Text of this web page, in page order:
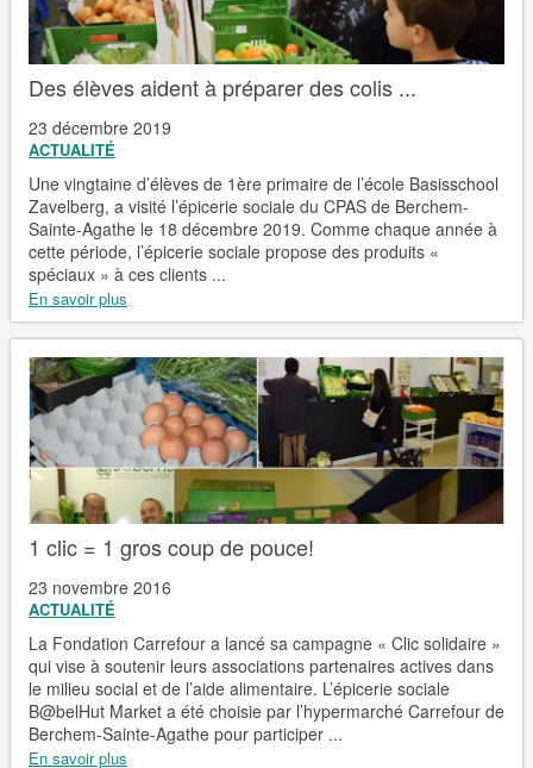
Des élèves aident à préparer des colis ...
23 décembre 2019
ACTUALITÉ
Une vingtaine d’élèves de 1ère primaire de l’école Basisschool
Zavelberg, a visité l’épicerie sociale du CPAS de Berchem-
Sainte-Agathe le 18 décembre 2019. Comme chaque année à
cette période, l’épicerie sociale propose des produits «
spéciaux » à ces clients ...
En savoir plus
1 clic = 1 gros coup de pouce!
23 novembre 2016
ACTUALITÉ
La Fondation Carrefour a lancé sa campagne « Clic solidaire »
qui vise à soutenir leurs associations partenaires actives dans
le milieu social et de l’aide alimentaire. L’épicerie sociale
B@belHut Market a été choisie par l’hypermarché Carrefour de
Berchem-Sainte-Agathe pour participer ...
En savoir plus